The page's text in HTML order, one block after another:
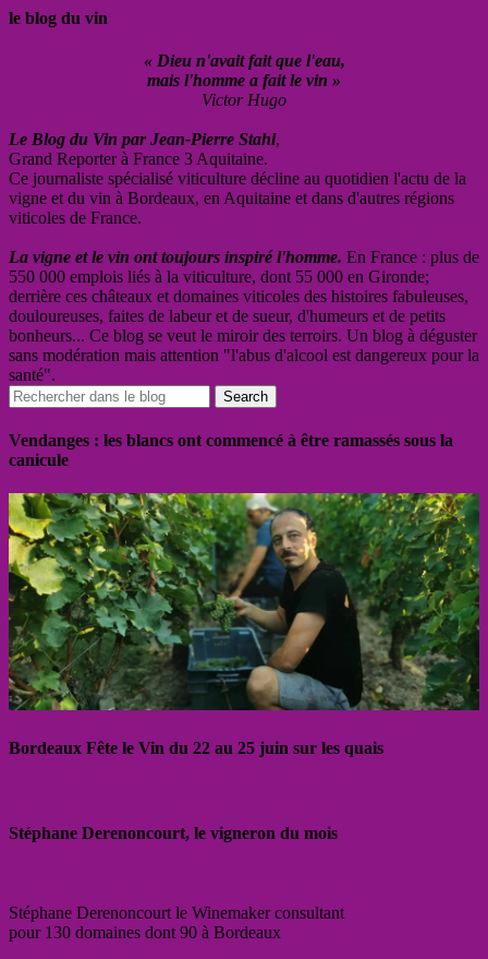
le blog du vin
« Dieu n'avait fait que l'eau,
mais l'homme a fait le vin »
Victor Hugo
Le Blog du Vin par Jean-Pierre Stahl,
Grand Reporter à France 3 Aquitaine.
Ce journaliste spécialisé viticulture décline au quotidien l'actu de la
vigne et du vin à Bordeaux, en Aquitaine et dans d'autres régions
viticoles de France.
La vigne et le vin ont toujours inspiré l'homme. En France : plus de
550 000 emplois liés à la viticulture, dont 55 000 en Gironde;
derrière ces châteaux et domaines viticoles des histoires fabuleuses,
douloureuses, faites de labeur et de sueur, d'humeurs et de petits
bonheurs... Ce blog se veut le miroir des terroirs. Un blog à déguster
sans modération mais attention "l'abus d'alcool est dangereux pour la
santé".
Vendanges : les blancs ont commencé à être ramassés sous la
canicule
Bordeaux Fête le Vin du 22 au 25 juin sur les quais
Stéphane Derenoncourt, le vigneron du mois
Stéphane Derenoncourt le Winemaker consultant
pour 130 domaines dont 90 à Bordeaux